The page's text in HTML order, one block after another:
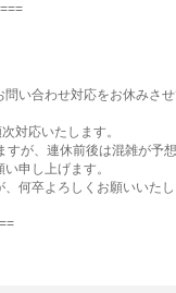
い合わせ対応をお休みさ
対応いたします。
が、連休前後は混雑が予
申し上げます。
何卒よろしくお願いいたし